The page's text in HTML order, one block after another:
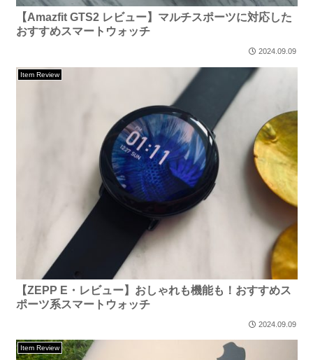
【Amazfit GTS2 レビュー】マルチスポーツに対応した
おすすめスマートウォッチ
2024.09.09
Item Review
【ZEPP E・レビュー】おしゃれも機能も！おすすめス
ポーツ系スマートウォッチ
2024.09.09
Item Review